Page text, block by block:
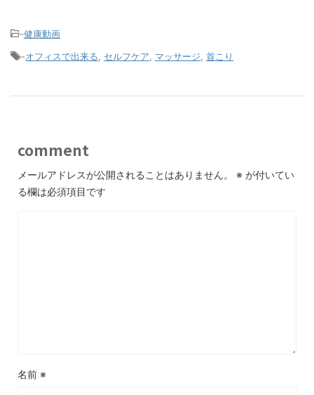
-健康動画
-オフィスで出来る セルフケア マッサージ 首こり
comment
メールアドレスが公開されることはありません。 ※ が付いてい
る欄は必須項目です
名前 ※